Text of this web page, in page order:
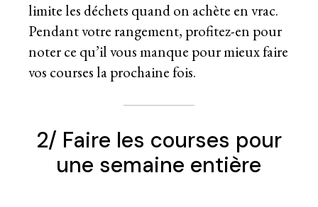
limite les déchets quand on achète en vrac.
Pendant votre rangement, profitez-en pour
noter ce qu’il vous manque pour mieux faire
vos courses la prochaine fois.
2/ Faire les courses pour
une semaine entière